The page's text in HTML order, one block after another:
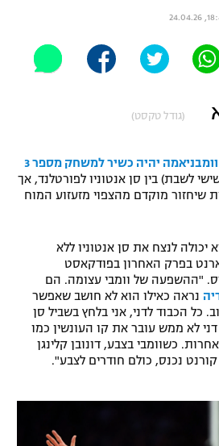
בפרסים
"מרלן"
(גודל טקסט)
וומבניאמה יהיה כשיר למשחק מספר 3
(5:30, בין שישי לשבת) בין סן אנטוניו לפורטלנד, אך
שיחזור מוקדם מהצפוי מזעזוע המוח
יכולה לנצח את סן אנטוניו ללא
בפרק האחרון בפודקאסט
"ההשפעה של וומבי עצומה. הם
נראה כאילו הוא לא חושב שאפשר
כל הכבוד לדני, אני בלחץ בשביל סן
לא ממש עובר את קו העונשין כמו
כשוומבי בצבע, דונובן קלינגן
נכנס, כולם חודרים לצבע".